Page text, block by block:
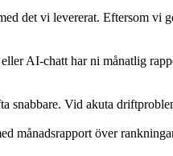
det vi levererat. Eftersom vi
AI-chatt har ni månatlig
snabbare. Vid akuta
månadsrapport över